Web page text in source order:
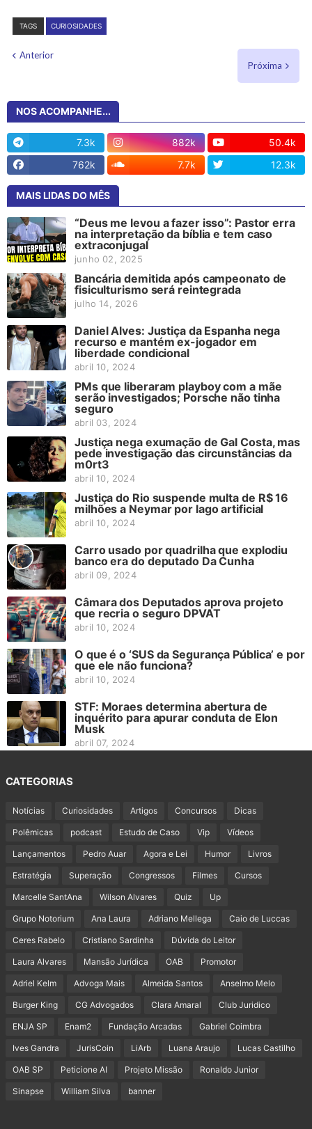
TAGS CURIOSIDADES
Anterior
Próxima
NOS ACOMPANHE...
7.3k 882k
50.4k
762k
7.7k 12.3k
MAIS LIDAS DO MÊS
“Deus me levou a fazer isso”: Pastor erra
na interpretação da bíblia e tem caso
extraconjugal
junho 02, 2025
Bancária demitida após campeonato de
fisiculturismo será reintegrada
julho 14, 2026
Daniel Alves: Justiça da Espanha nega
recurso e mantém ex-jogador em
liberdade condicional
abril 10, 2024
PMs que liberaram playboy com a mãe
serão investigados; Porsche não tinha
seguro
abril 03, 2024
Justiça nega exumação de Gal Costa, mas
pede investigação das circunstâncias da
m0rt3
abril 10, 2024
Justiça do Rio suspende multa de R$ 16
milhões a Neymar por lago artificial
abril 10, 2024
Carro usado por quadrilha que explodiu
banco era do deputado Da Cunha
abril 09, 2024
Câmara dos Deputados aprova projeto
que recria o seguro DPVAT
abril 10, 2024
O que é o ‘SUS da Segurança Pública’ e por
que ele não funciona?
abril 10, 2024
STF: Moraes determina abertura de
inquérito para apurar conduta de Elon
Musk
abril 07, 2024
CATEGORIAS
Notícias Curiosidades Artigos Concursos Dicas
Polêmicas podcast Estudo de Caso Vip Vídeos
Lançamentos Pedro Auar Agora e Lei Humor Livros
Estratégia Superação Congressos Filmes Cursos
Marcelle SantAna Wilson Alvares Quiz Up
Grupo Notorium Ana Laura Adriano Mellega Caio de Luccas
Ceres Rabelo Cristiano Sardinha Dúvida do Leitor
Laura Alvares Mansão Jurídica OAB Promotor
Adriel Kelm Advoga Mais Almeida Santos Anselmo Melo
Burger King CG Advogados Clara Amaral Club Juridico
ENJA SP Enam2 Fundação Arcadas Gabriel Coimbra
Ives Gandra JurisCoin LiArb Luana Araujo Lucas Castilho
OAB SP Peticione AI Projeto Missão Ronaldo Junior
Sinapse William Silva banner